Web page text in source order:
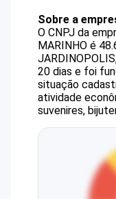
Sobre a
O CNPJ da
MARINHO é
20 dias e foi
situação
atividade
suvenires,